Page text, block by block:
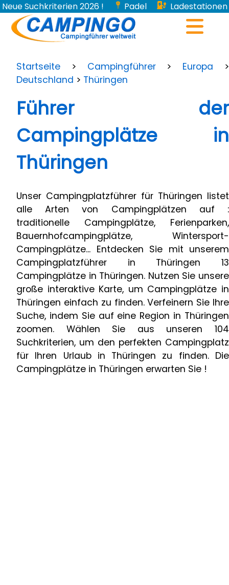
Neue Suchkriterien 2026 ! Padel
Ladestationen
für Elektroautos...
Startseite > Campingführer> Europa >
Deutschland > Thüringen
Führer der
Campingplätze in
Thüringen
Unser Campingplatzführer für Thüringen listet
alle Arten von Campingplätzen auf :
traditionelle Campingplätze, Ferienparken,
Bauernhofcampingplätze, Wintersport-
Campingplätze... Entdecken Sie mit unserem
Campingplatzführer in Thüringen 13
Campingplätze in Thüringen. Nutzen Sie unsere
große interaktive Karte, um Campingplätze in
Thüringen einfach zu finden. Verfeinern Sie Ihre
Suche, indem Sie auf eine Region in Thüringen
zoomen. Wählen Sie aus unseren 104
Suchkriterien, um den perfekten Campingplatz
für Ihren Urlaub in Thüringen zu finden. Die
Campingplätze in Thüringen erwarten Sie !